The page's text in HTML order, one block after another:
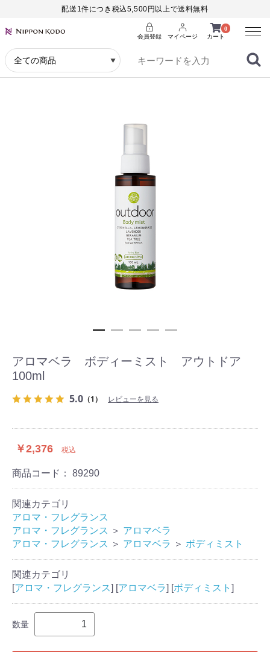
配送1件につき税込5,500円以上で送料無料
0
カート
会員登録 マイページ
Menu
アロマベラ ボディーミスト アウトドア
100ml
5.0 （1） レビューを見る
￥2,376 税込
商品コード： 89290
関連カテゴリ
アロマ・フレグランス
アロマ・フレグランス ＞ アロマベラ
アロマ・フレグランス ＞ アロマベラ ＞ ボディミスト
関連カテゴリ
[アロマ・フレグランス] [アロマベラ] [ボディミスト ]
数量